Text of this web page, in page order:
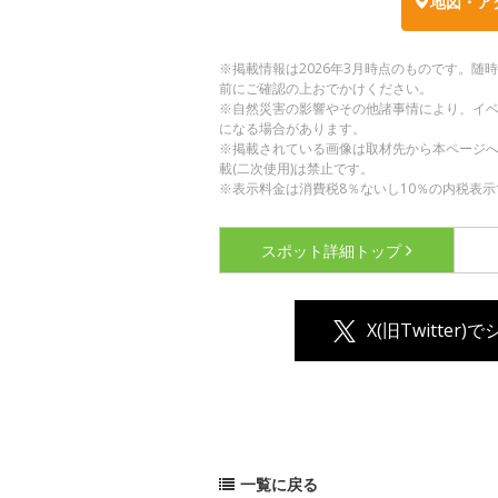
※掲載情報は2026年3月時点のものです。随
前にご確認の上おでかけください。
※自然災害の影響やその他諸事情により、イ
になる場合があります。
※掲載されている画像は取材先から本ページ
載(二次使用)は禁止です。
※表示料金は消費税8％ないし10％の内税表
スポット詳細 トップ
X(旧Twitter)で
一覧に戻る